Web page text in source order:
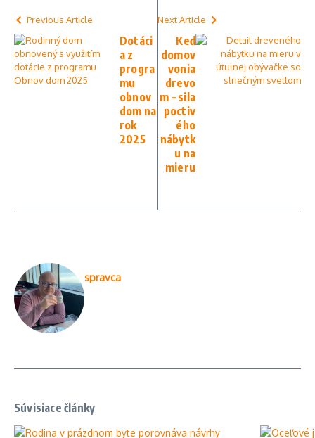
Previous Article
Dotáci
a z
progra
mu
obnov
dom na
rok
2025
Next Article
Keď
domov
vonia
drevo
m – sila
poctiv
ého
nábytk
u na
mieru
spravca
Súvisiace články